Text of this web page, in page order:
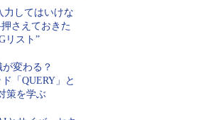
力してはいけな
さえておきた
リスト”
が変わる？
「QUERY」と
策を学ぶ